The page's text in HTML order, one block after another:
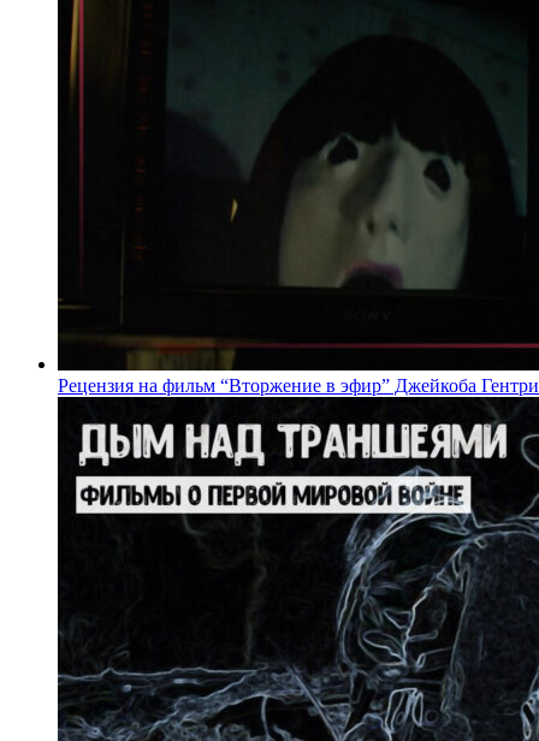
Рецензия на фильм “Вторжение в эфир” Джейкоба Гентри